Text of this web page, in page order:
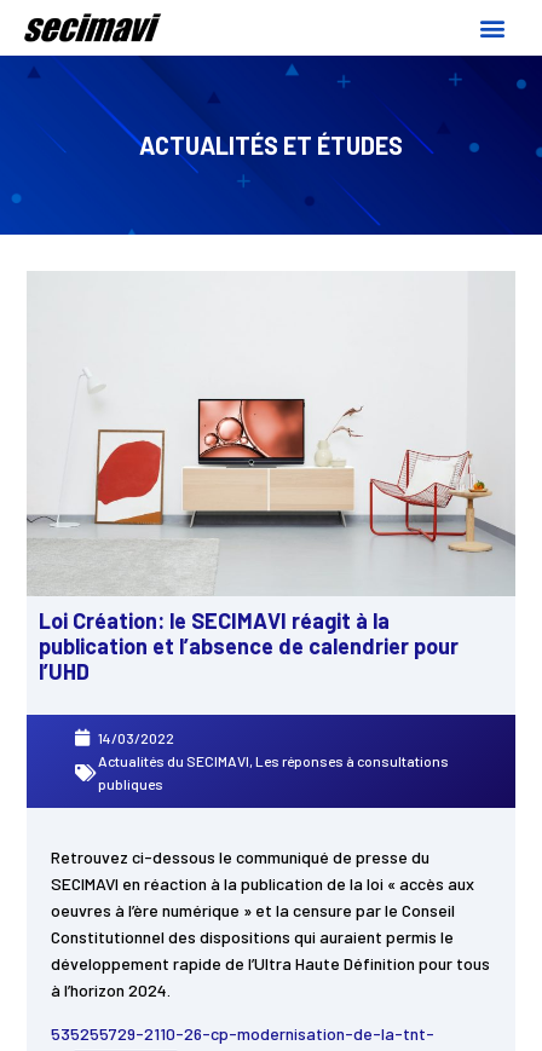
ACTUALITÉS ET ÉTUDES
Loi Création: le SECIMAVI réagit à la
publication et l’absence de calendrier pour
l’UHD
14/03/2022
Actualités du SECIMAVI ,Les réponses à consultations
publiques
Retrouvez ci-dessous le communiqué de presse du
SECIMAVI en réaction à la publication de la loi « accès aux
oeuvres à l’ère numérique » et la censure par le Conseil
Constitutionnel des dispositions qui auraient permis le
développement rapide de l’Ultra Haute Définition pour tous
à l’horizon 2024.
535255729-2110-26-cp-modernisation-de-la-tnt-